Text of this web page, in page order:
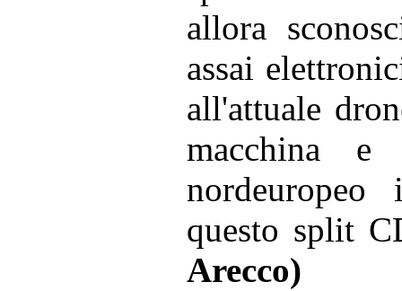
allora
assai
all'attuale
macchina e
questo split
Arecco)